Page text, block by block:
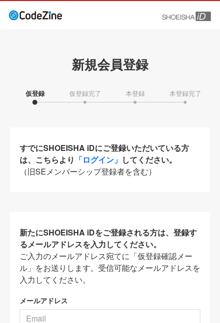
新規会員登録
仮登録 仮登録完了 本登録 本登録完了
すでにSHOEISHA iDにご登録いただいている方
は、こちらより 「ログイン」 してください。
（旧SEメンバーシップ登録者を含む）
新たにSHOEISHA iDをご登録される方は、登録す
るメールアドレスを入力してください。
ご入力のメールアドレス宛てに「仮登録確認メー
ル」をお送りします。受信可能なメールアドレスを
入力してください。
メールアドレス